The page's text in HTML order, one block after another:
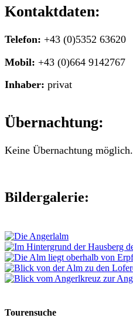
Kontaktdaten:
Telefon: +43 (0)5352 63620
Mobil: +43 (0)664 9142767
Inhaber: privat
Übernachtung:
Keine Übernachtung möglich.
Bildergalerie:
Tourensuche